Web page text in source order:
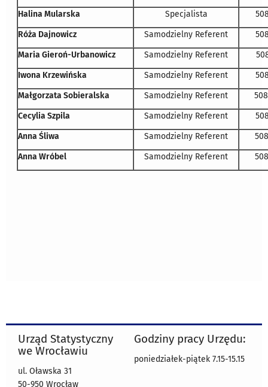
Halina Mularska
Specjalista
Róża Dajnowicz
Samodzielny Referent
Maria Gieroń-Urbanowicz
Samodzielny Referent
Iwona Krzewińska
Samodzielny Referent
Małgorzata Sobieralska
Samodzielny Referent
Cecylia Szpila
Samodzielny Referent
Anna Śliwa
Samodzielny Referent
Anna Wróbel
Samodzielny Referent
Urząd Statystyczny
we Wrocławiu
ul. Oławska 31
50-950 Wrocław
Godziny pracy Urzędu:
poniedziałek-piątek 7.15-15.15